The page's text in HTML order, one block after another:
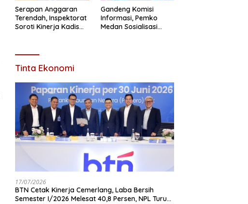
Serapan Anggaran
Terendah, Inspektorat
Soroti Kinerja Kadis
Gandeng Komisi
Informasi, Pemko
Medan Sosialisasi
Tinta Ekonomi
17/07/2026
BTN Cetak Kinerja Cemerlang, Laba Bersih
Semester I/2026 Melesat 40,8 Persen, NPL Turun